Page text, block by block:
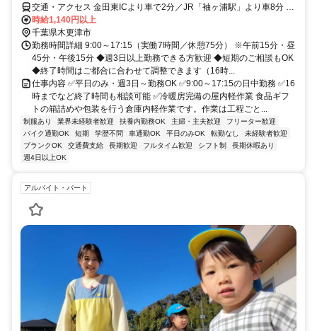
交通・アクセス 金田東ICより車で2分／JR「袖ヶ浦駅」より車8分 ★
車通勤OK
時給1,140円以上
千葉県木更津市
勤務時間詳細 9:00～17:15（実働7時間／休憩75分） ※午前15分・昼
45分・午後15分 ◆週3日以上勤務できる方歓迎 ◆短期のご相談もOK
◆終了時間はご都合に合わせて調整できます（16時...
仕事内容 ✅平日のみ・週3日～勤務OK ✅9:00～17:15の日中勤務 ✅16
時までなど終了時間も相談可能 ✅冷暖房完備の屋内軽作業 食品ギフ
トの箱詰めや包装を行う倉庫内軽作業です。作業は工程ごと...
制服あり 業界未経験者歓迎 扶養内勤務OK 主婦・主夫歓迎
フリーター歓迎
バイク通勤OK
短期 学歴不問 車通勤OK 平日のみOK 転勤なし
未経験者歓迎
ブランクOK
交通費支給 長期歓迎 フルタイム歓迎 シフト制
長期休暇あり
週4日以上OK
アルバイト・パート